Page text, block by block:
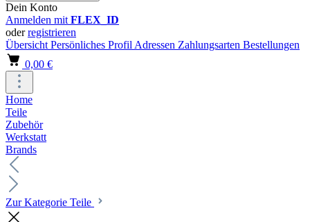
Dein Konto
Anmelden mit FLEX_ID
oderregistrieren
Übersicht Persönliches Profil Adressen Zahlungsarten Bestellungen
0,00 €
Home
Teile
Zubehör
Werkstatt
Brands
Zur Kategorie Teile